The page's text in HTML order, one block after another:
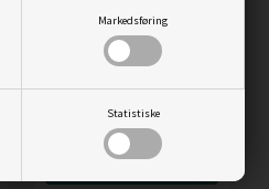
Markedsføring
Statistiske
Ron Thompson Skin Fit
neoprene handsker
DKK
LÆS MERE